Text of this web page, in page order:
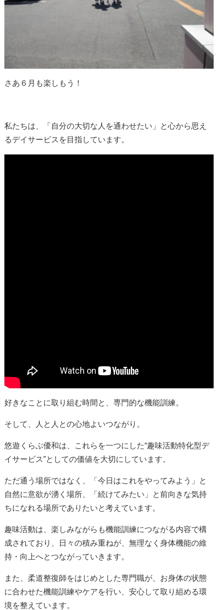
さあ６月も楽しもう！
私たちは、「自分の大切な人を通わせたい」と心から思え
るデイサービスを目指しています。
好きなことに取り組む時間と、専門的な機能訓練。
そして、人と人との心地よいつながり。
悠遊くらぶ優和は、これらを一つにした“趣味活動特化型デ
イサービス”としての価値を大切にしています。
ただ通う場所ではなく、「今日はこれをやってみよう」と
自然に意欲が湧く場所、「続けてみたい」と前向きな気持
ちになれる場所でありたいと考えています。
趣味活動は、楽しみながらも機能訓練につながる内容で構
成されており、日々の積み重ねが、無理なく身体機能の維
持・向上へとつながっていきます。
また、柔道整復師をはじめとした専門職が、お身体の状態
に合わせた機能訓練やケアを行い、安心して取り組める環
境を整えています。